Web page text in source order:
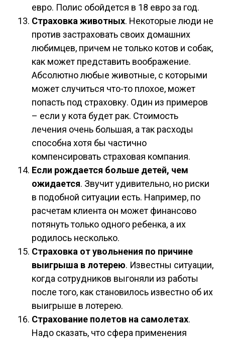
евро. Полис обойдется в 18 евро за год.
Страховка животных. Некоторые люди не
против застраховать своих домашних
любимцев, причем не только котов и собак,
как может представить воображение.
Абсолютно любые животные, с которыми
может случиться что-то плохое, может
попасть под страховку. Один из примеров
– если у кота будет рак. Стоимость
лечения очень большая, а так расходы
способна хотя бы частично
компенсировать страховая компания.
Если рождается больше детей, чем
ожидается. Звучит удивительно, но риски
в подобной ситуации есть. Например, по
расчетам клиента он может финансово
потянуть только одного ребенка, а их
родилось несколько.
Страховка от увольнения по причине
выигрыша в лотерею. Известны ситуации,
когда сотрудников выгоняли из работы
после того, как становилось известно об их
выигрыше в лотерею.
Страхование полетов на самолетах.
Надо сказать, что сфера применения